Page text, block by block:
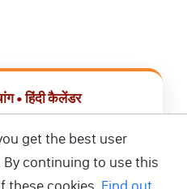
• हिंदी कैलेंडर
डाउनलोड करें
get the best user
continuing to use this